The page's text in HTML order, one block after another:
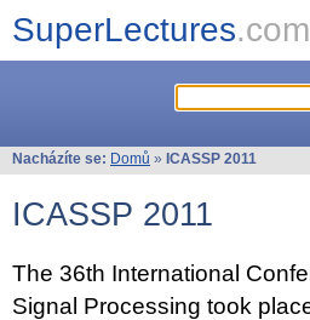
SuperLectures.com
Nacházíte se: Domů » ICASSP 2011
ICASSP 2011
The 36th International
Signal Processing took